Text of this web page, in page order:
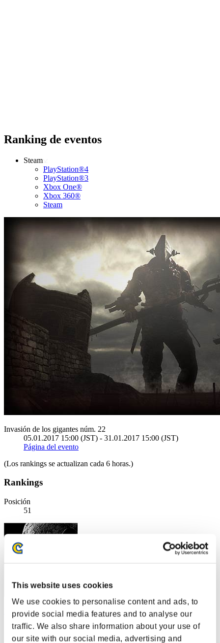
This website uses cookies
We use cookies to personalise content and ads, to
provide social media features and to analyse our
traffic. We also share information about your use of
our site with our social media, advertising and
Ranking de eventos
Steam
PlayStation®4
PlayStation®3
Xbox One®
Xbox 360®
Steam
Invasión de los gigantes núm. 22
05.01.2017 15:00 (JST) - 31.01.2017 15:00 (JST)
Página del evento
(Los rankings se actualizan cada 6 horas.)
Rankings
Posición
51
bel
Puntos:19325669